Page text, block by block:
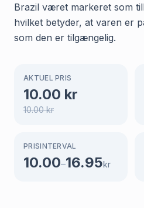
Brazil været markeret som
hvilket betyder, at varen er
som den er tilgængelig.
AKTUEL PRIS
10.00 kr
10.00kr
PRISINTERVAL
10.00–16.95kr